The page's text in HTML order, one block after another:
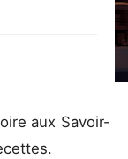
aux Savoir-